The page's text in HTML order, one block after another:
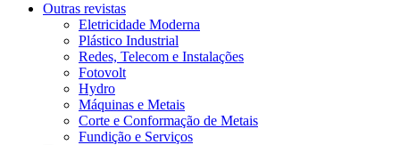
Outras revistas
Eletricidade Moderna
Plástico Industrial
Redes, Telecom e Instalações
Fotovolt
Hydro
Máquinas e Metais
Corte e Conformação de Metais
Fundição e Serviços